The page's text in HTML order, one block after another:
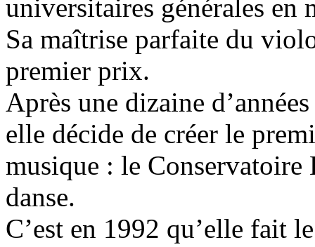
universitaires générales en
Sa maîtrise parfaite du
premier prix.
Après une dizaine
elle décide de créer le
musique : le
danse.
C’est en 1992 qu’elle fait